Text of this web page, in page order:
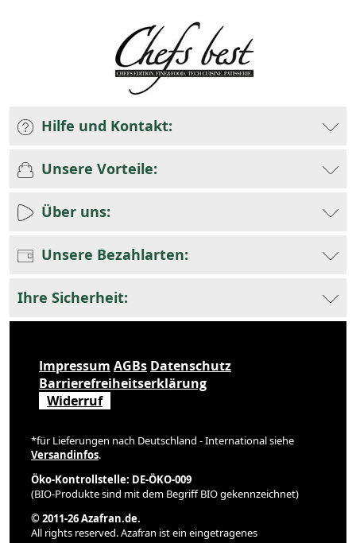
Hilfe und Kontakt:
Unsere Vorteile:
Über uns:
Unsere Bezahlarten:
Ihre Sicherheit:
Impressum AGBs Datenschutz
Barrierefreiheitserklärung
Widerruf
*für Lieferungen nach Deutschland - International siehe
Versandinfos.
Öko-Kontrollstelle: DE-ÖKO-009
(BIO-Produkte sind mit dem Begriff BIO gekennzeichnet)
© 2011-26 Azafran.de.
All rights reserved. Azafran ist ein eingetragenes